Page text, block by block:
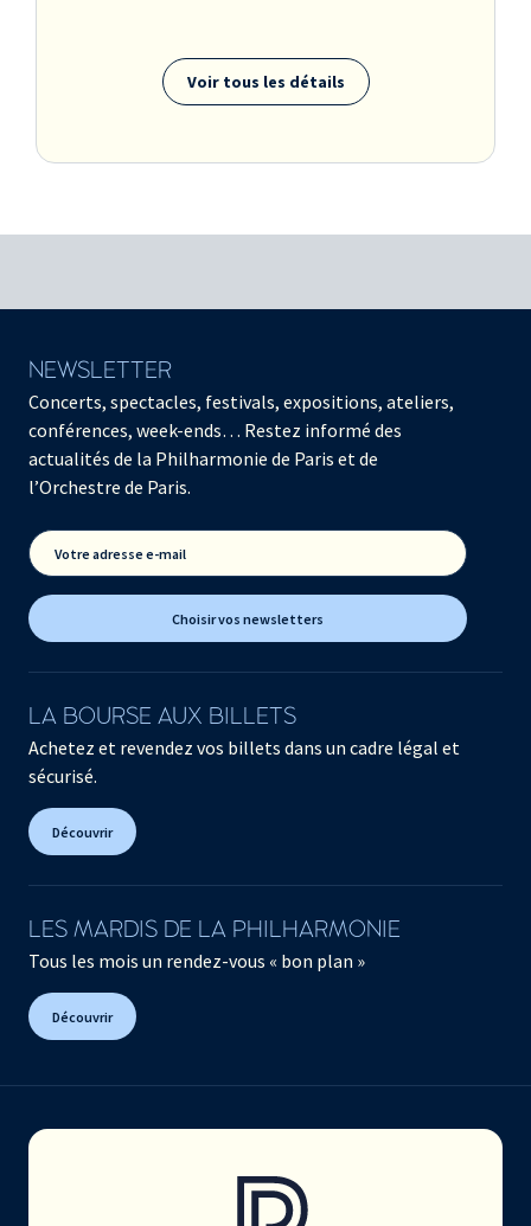
Voir tous les détails
NEWSLETTER
Concerts, spectacles, festivals, expositions, ateliers,
conférences, week-ends… Restez informé des
actualités de la Philharmonie de Paris et de
l’Orchestre de Paris.
Votre adresse e-mail
Choisir vos newsletters
LA BOURSE AUX BILLETS
Achetez et revendez vos billets dans un cadre légal et
sécurisé.
Découvrir
LES MARDIS DE LA PHILHARMONIE
Tous les mois un rendez-vous « bon plan »
Découvrir